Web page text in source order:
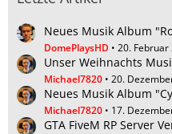
Neues Musik Album
DomePlaysHD 20. Februar
Unser Weihnachts
Michael7820 20.
Neues Musik Album
Michael7820 17.
GTA FiveM RP Server